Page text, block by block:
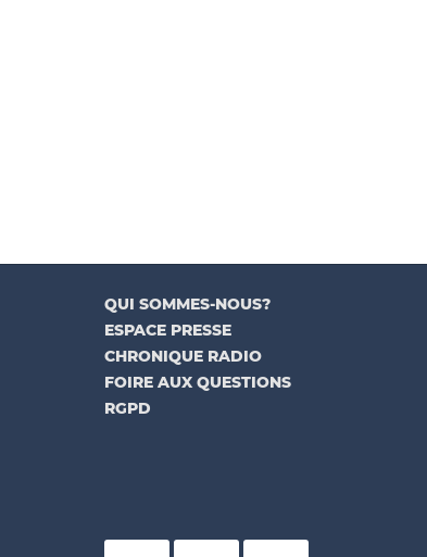
QUI SOMMES-NOUS?
ESPACE PRESSE
CHRONIQUE RADIO
FOIRE AUX QUESTIONS
RGPD